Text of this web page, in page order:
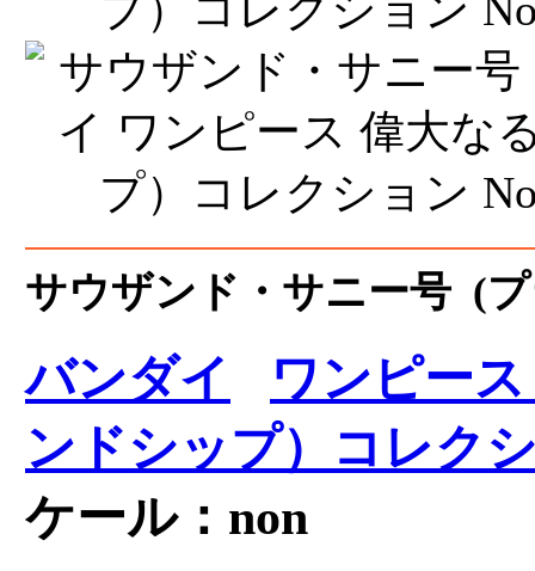
サウザンド・サニー号 (
バンダイ
ワンピー
ンドシップ）コレク
ケール：non